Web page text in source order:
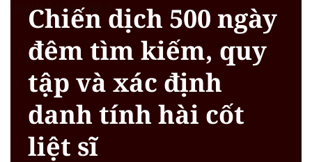
Chiến dịch 500 ngày
đêm tìm kiếm, quy
tập và xác định
danh tính hài cốt
liệt sĩ